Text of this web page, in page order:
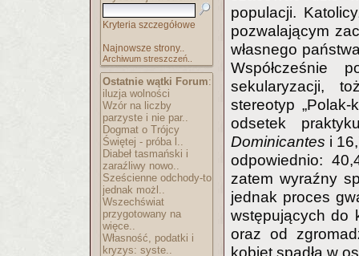
Kryteria szczegółowe
Najnowsze strony..
Archiwum streszczeń..
Ostatnie wątki Forum:
iluzja wolności
Wzór na liczby
parzyste i nie par..
Dogmat o Trójcy
Świętej - próba l..
Diabeł tasmański i
zaraźliwy nowo..
Sześcienne odchody-to
jednak możl..
Wszechświat
przygotowany na
więce..
Własność, podatki i
kryzys: syste..
populacji.
pozwalającym
własnego
Współcześnie
sekularyzacji,
stereotyp
odsetek
Dominicantes i
odpowiednio:
zatem wyraźny
jednak proces
wstępujących do
oraz od
kobiet spadła w